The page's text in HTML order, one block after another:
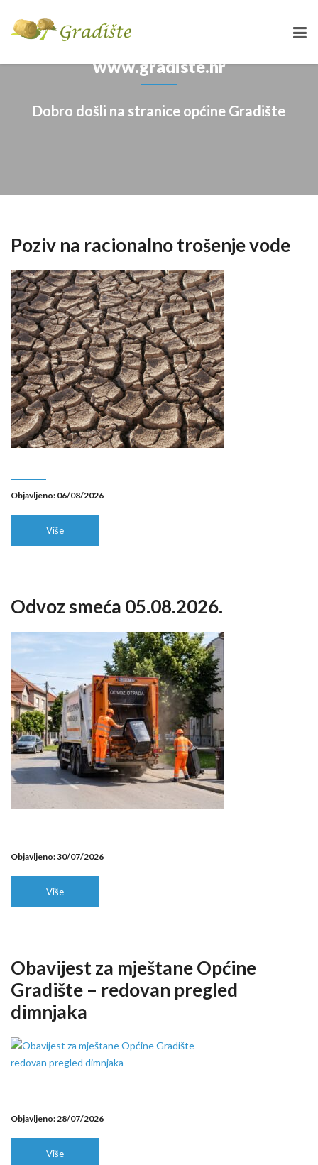
www.gradiste.hr
Dobro došli na stranice općine Gradište
Poziv na racionalno trošenje vode
Objavljeno: 06/08/2026
Više
Odvoz smeća 05.08.2026.
Objavljeno: 30/07/2026
Više
Obavijest za mještane Općine
Gradište – redovan pregled
dimnjaka
Objavljeno: 28/07/2026
Više